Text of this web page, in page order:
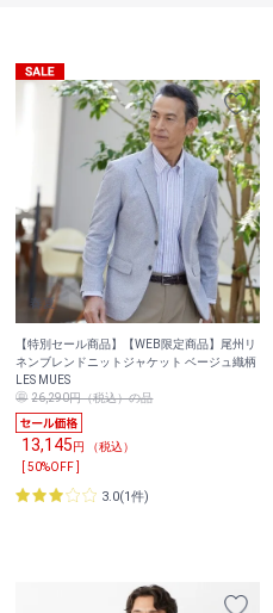
【特別セール商品】【WEB限定商品】尾州リ
ネンブレンドニットジャケット ベージュ織柄
LES MUES
26,290円（税込）の品
13,145円 （税込）
[ 50%OFF ]
3.0(1件)